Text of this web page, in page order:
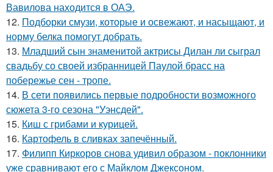
Вавилова находится в ОАЭ.
12. Подборки смузи, которые и освежают, и насыщают, и
норму белка помогут добрать.
13. Младший сын знаменитой актрисы Дилан ли сыграл
свадьбу со своей избранницей Паулой брасс на
побережье сен - тропе.
14. В сети появились первые подробности возможного
сюжета 3-го сезона "Уэнсдей".
15. Киш с грибами и курицей.
16. Картофель в сливках запечённый.
17. Филипп Киркоров снова удивил образом - поклонники
уже сравнивают его с Майклом Джексоном.